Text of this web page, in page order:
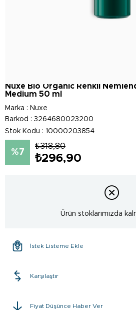
Nuxe Bio Organic Renkli
Medium 50 ml
Marka : Nuxe
Barkod : 3264680023200
Stok Kodu
10000203854
7
₺318,80
₺296,90
Ürün stoklarımızda
İstek Listeme Ekle
Karşılaştır
Fiyat Düşünce Haber Ver